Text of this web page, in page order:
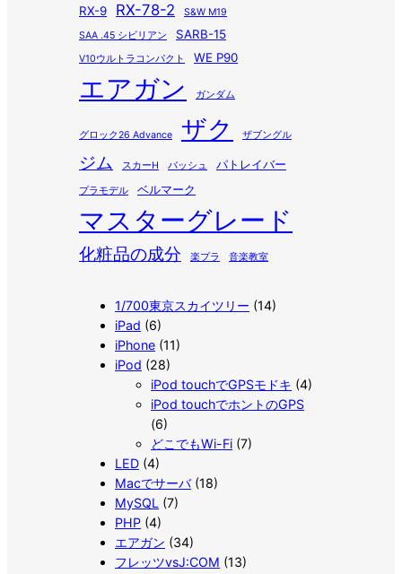
RX-9 RX-78-2
S&W M19
SAA .45 シビリアン
SARB-15
V10ウルトラコンパクト WE P90
エアガン ガンダム
グロック26 Advance ザク ザブングル
ジム スカーH バッシュ パトレイバー
プラモデル ベルマーク
マスターグレード
化粧品の成分 楽プラ 音楽教室
1/700東京スカイツリー (14)
iPad (6)
iPhone (11)
iPod (28)
iPod touchでGPSモドキ (4)
iPod touchでホントのGPS
(6)
どこでもWi-Fi (7)
LED (4)
Macでサーバ(18)
MySQL (7)
PHP (4)
エアガン (34)
フレッツvsJ:COM (13)